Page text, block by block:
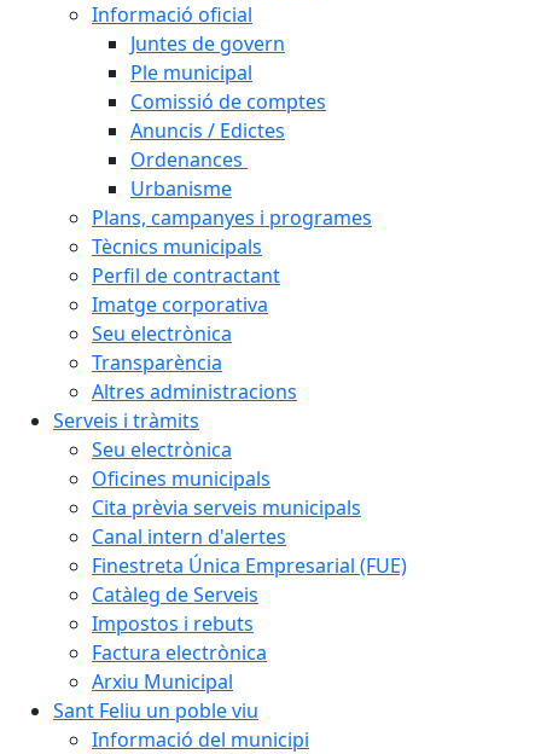
Informació oficial
Juntes de govern
Ple municipal
Comissió de comptes
Anuncis / Edictes
Ordenances
Urbanisme
Plans, campanyes i programes
Tècnics municipals
Perfil de contractant
Imatge corporativa
Seu electrònica
Transparència
Altres administracions
Serveis i tràmits
Seu electrònica
Oficines municipals
Cita prèvia serveis municipals
Canal intern d'alertes
Finestreta Única Empresarial (FUE)
Catàleg de Serveis
Impostos i rebuts
Factura electrònica
Arxiu Municipal
Sant Feliu un poble viu
Informació del municipi